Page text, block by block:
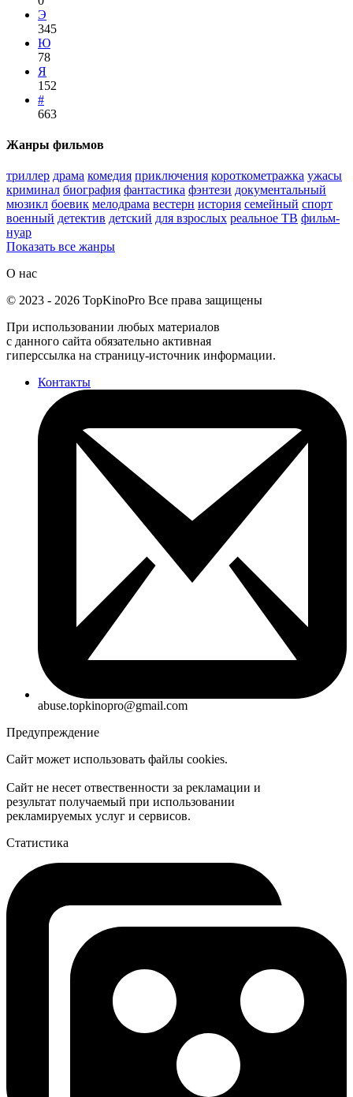
Э
345
Ю
78
Я
152
#
663
Жанры фильмов
триллер драма комедия приключения короткометражка ужасы
криминал биография фантастика фэнтези документальный
мюзикл боевик мелодрама вестерн история семейный спорт
военный детектив детский для взрослых реальное ТВ фильм-
нуар
Показать все жанры
О нас
© 2023 - 2026 TopKinoPro Все права защищены
При использовании любых материалов
с данного сайта обязательно активная
гиперссылка на страницу-источник информации.
Контакты
abuse.topkinopro@gmail.com
Предупреждение
Сайт может использовать файлы cookies.
Сайт не несет отвественности за рекламации и
результат получаемый при использовании
рекламируемых услуг и сервисов.
Статистика